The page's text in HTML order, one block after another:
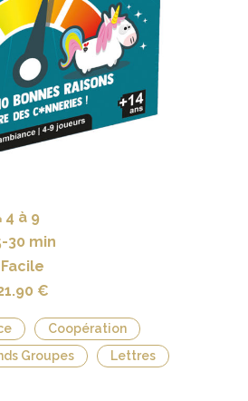
4 à 9
30 min
Facile
€
Coopération
Groupes Lettres